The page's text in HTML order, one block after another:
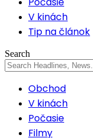
V kinách
Tip na článok
Search
Obchod
V kinách
Počasie
Filmy